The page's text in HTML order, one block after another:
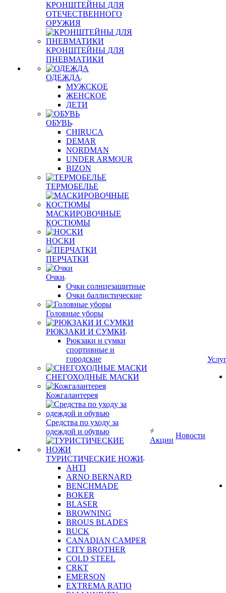
КРОНШТЕЙНЫ ДЛЯ
ОТЕЧЕСТВЕННОГО
ОРУЖИЯ
КРОНШТЕЙНЫ ДЛЯ
ПНЕВМАТИКИ
ОДЕЖДА
МУЖСКОЕ
ЖЕНСКОЕ
ДЕТИ
ОБУВЬ
CHIRUCA
DEMAR
NORDMAN
UNDER ARMOUR
BIZON
ТЕРМОБЕЛЬЕ
МАСКИРОВОЧНЫЕ
КОСТЮМЫ
НОСКИ
ПЕРЧАТКИ
Очки
Очки солнцезащитные
Очки баллистические
Головные уборы
РЮКЗАКИ И СУМКИ
Рюкзаки и сумки
спортивные и
городские
СНЕГОХОДНЫЕ МАСКИ
Кожгалантерея
Средства по уходу за
одеждой и обувью
ТУРИСТИЧЕСКИЕ НОЖИ
AHTI
ARNO BERNARD
BENCHMADE
BOKER
BLASER
BROWNING
BROUS BLADES
BUCK
CANADIAN CAMPER
CITY BROTHER
COLD STEEL
CRKT
EMERSON
EXTREMA RATIO
Акции
Новости